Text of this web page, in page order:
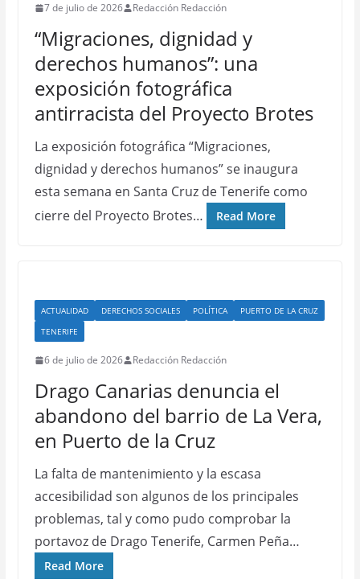
7 de julio de 2026 Redacción Redacción
“Migraciones, dignidad y
derechos humanos”: una
exposición fotográfica
antirracista del Proyecto Brotes
La exposición fotográfica “Migraciones,
dignidad y derechos humanos” se inaugura
esta semana en Santa Cruz de Tenerife como
cierre del Proyecto Brotes…
Read More
ACTUALIDAD DERECHOS SOCIALES POLÍTICA
PUERTO DE LA CRUZ
TENERIFE
6 de julio de 2026 Redacción Redacción
Drago Canarias denuncia el
abandono del barrio de La Vera,
en Puerto de la Cruz
La falta de mantenimiento y la escasa
accesibilidad son algunos de los principales
problemas, tal y como pudo comprobar la
portavoz de Drago Tenerife, Carmen Peña…
Read More